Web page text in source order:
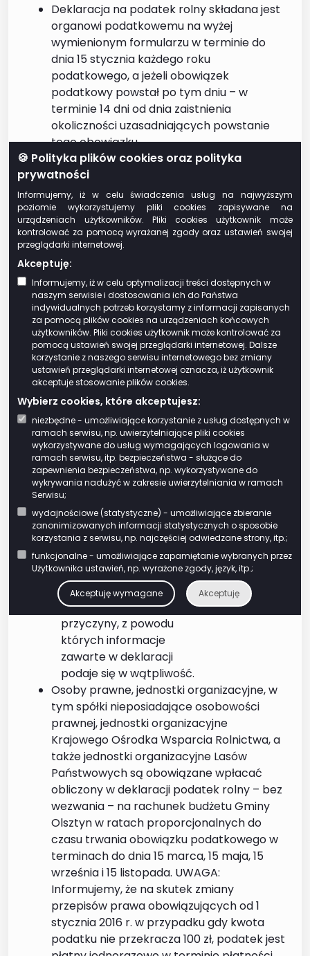
🍪 Polityka plików cookies oraz polityka
prywatności
Informujemy, iż w celu świadczenia usług na najwyższym
poziomie wykorzystujemy pliki cookies zapisywane na
urządzeniach użytkowników. Pliki cookies użytkownik może
kontrolować za pomocą wyrażanej zgody oraz ustawień swojej
przeglądarki internetowej.
Akceptuję:
Informujemy, iż w celu optymalizacji treści dostępnych w
naszym serwisie i dostosowania ich do Państwa
indywidualnych potrzeb korzystamy z informacji zapisanych
za pomocą plików cookies na urządzeniach końcowych
użytkowników. Pliki cookies użytkownik może kontrolować za
pomocą ustawień swojej przeglądarki internetowej. Dalsze
korzystanie z naszego serwisu internetowego bez zmiany
ustawień przeglądarki internetowej oznacza, iż użytkownik
akceptuje stosowanie plików cookies.
Wybierz cookies, które akceptujesz:
niezbędne - umożliwiające korzystanie z usług dostępnych w
ramach serwisu, np. uwierzytelniające pliki cookies
wykorzystywane do usług wymagających logowania w
ramach serwisu, itp. bezpieczeństwa - służące do
zapewnienia bezpieczeństwa, np. wykorzystywane do
wykrywania nadużyć w zakresie uwierzytelniania w ramach
Serwisu;
wydajnościowe (statystyczne) - umożliwiające zbieranie
zanonimizowanych informacji statystycznych o sposobie
korzystania z serwisu, np. najczęściej odwiedzane strony, itp.;
funkcjonalne - umożliwiające zapamiętanie wybranych przez
Użytkownika ustawień, np. wyrażone zgody, język, itp.;
Akceptuję wymagane Akceptuję
Deklaracja na podatek rolny składana jest
organowi podatkowemu na wyżej
wymienionym formularzu w terminie do
dnia 15 stycznia każdego roku
podatkowego, a jeżeli obowiązek
podatkowy powstał po tym dniu – w
terminie 14 dni od dnia zaistnienia
okoliczności uzasadniających powstanie
tego obowiązku.
Skorygowanie deklaracji następuje przez
złożenie korygującej deklaracji.
Na podstawie art. 274 § 1 Ordynacji
podatkowej w razie stwierdzenia, że
deklaracja zawiera błędy rachunkowe lub
inne oczywiste omyłki bądź że wypełniono
ją niezgodnie z ustalonymi wymaganiami,
organ podatkowy w zależności od
charakteru i zakresu uchybień:
koryguje deklarację,
dokonując stosownych
poprawek lub
uzupełnień, jeżeli zmiana
wysokości zobowiązania
podatkowego, kwoty
nadpłaty, kwoty zwrotu
podatku albo kwoty
nadwyżki podatku do
przeniesienia lub
wysokości straty w
wyniku tej korekty nie
przekracza kwoty 5000
zł;
zwraca się do
składającego deklarację
o jej skorygowanie oraz
złożenie niezbędnych
wyjaśnień, wskazując
przyczyny, z powodu
których informacje
zawarte w deklaracji
podaje się w wątpliwość.
Osoby prawne, jednostki organizacyjne, w
tym spółki nieposiadające osobowości
prawnej, jednostki organizacyjne
Krajowego Ośrodka Wsparcia Rolnictwa, a
także jednostki organizacyjne Lasów
Państwowych są obowiązane wpłacać
obliczony w deklaracji podatek rolny – bez
wezwania – na rachunek budżetu Gminy
Olsztyn w ratach proporcjonalnych do
czasu trwania obowiązku podatkowego w
terminach do dnia 15 marca, 15 maja, 15
września i 15 listopada. UWAGA:
Informujemy, że na skutek zmiany
przepisów prawa obowiązujących od 1
stycznia 2016 r. w przypadku gdy kwota
podatku nie przekracza 100 zł, podatek jest